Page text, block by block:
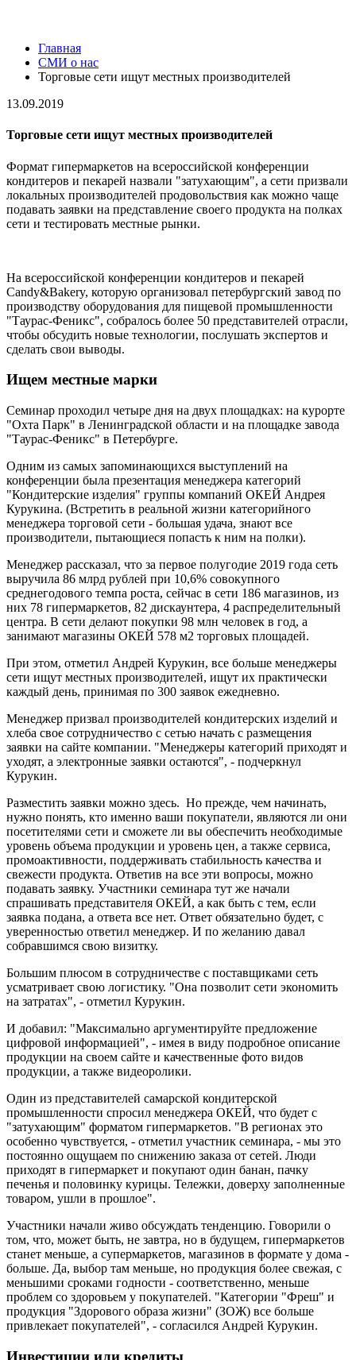
Главная
СМИ о нас
Торговые сети ищут местных производителей
13.09.2019
Торговые сети ищут местных производителей
Формат гипермаркетов на всероссийской конференции
кондитеров и пекарей назвали "затухающим", а сети призвали
локальных производителей продовольствия как можно чаще
подавать заявки на представление своего продукта на полках
сети и тестировать местные рынки.
На всероссийской конференции кондитеров и пекарей
Candy&Bakery, которую организовал петербургский завод по
производству оборудования для пищевой промышленности
"Таурас-Феникс", собралось более 50 представителей отрасли,
чтобы обсудить новые технологии, послушать экспертов и
сделать свои выводы.
Ищем местные марки
Семинар проходил четыре дня на двух площадках: на курорте
"Охта Парк" в Ленинградской области и на площадке завода
"Таурас-Феникс" в Петербурге.
Одним из самых запоминающихся выступлений на
конференции была презентация менеджера категорий
"Кондитерские изделия" группы компаний ОКЕЙ Андрея
Курукина. (Встретить в реальной жизни категорийного
менеджера торговой сети - большая удача, знают все
производители, пытающиеся попасть к ним на полки).
Менеджер рассказал, что за первое полугодие 2019 года сеть
выручила 86 млрд рублей при 10,6% совокупного
среднегодового темпа роста, сейчас в сети 186 магазинов, из
них 78 гипермаркетов, 82 дискаунтера, 4 распределительный
центра. В сети делают покупки 98 млн человек в год, а
занимают магазины ОКЕЙ 578 м2 торговых площадей.
При этом, отметил Андрей Курукин, все больше менеджеры
сети ищут местных производителей, ищут их практически
каждый день, принимая по 300 заявок ежедневно.
Менеджер призвал производителей кондитерских изделий и
хлеба свое сотрудничество с сетью начать с размещения
заявки на сайте компании. "Менеджеры категорий приходят и
уходят, а электронные заявки остаются", - подчеркнул
Курукин.
Разместить заявки можно здесь. Но прежде, чем начинать,
нужно понять, кто именно ваши покупатели, являются ли они
посетителями сети и сможете ли вы обеспечить необходимые
уровень объема продукции и уровень цен, а также сервиса,
промоактивности, поддерживать стабильность качества и
свежести продукта. Ответив на все эти вопросы, можно
подавать заявку. Участники семинара тут же начали
спрашивать представителя ОКЕЙ, а как быть с тем, если
заявка подана, а ответа все нет. Ответ обязательно будет, с
уверенностью ответил менеджер. И по желанию давал
собравшимся свою визитку.
Большим плюсом в сотрудничестве с поставщиками сеть
усматривает свою логистику. "Она позволит сети экономить
на затратах", - отметил Курукин.
И добавил: "Максимально аргументируйте предложение
цифровой информацией", - имея в виду подробное описание
продукции на своем сайте и качественные фото видов
продукции, а также видеоролики.
Один из представителей самарской кондитерской
промышленности спросил менеджера ОКЕЙ, что будет с
"затухающим" форматом гипермаркетов. "В регионах это
особенно чувствуется, - отметил участник семинара, - мы это
постоянно ощущаем по снижению заказа от сетей. Люди
приходят в гипермаркет и покупают один банан, пачку
печенья и половинку курицы. Тележки, доверху заполненные
товаром, ушли в прошлое".
Участники начали живо обсуждать тенденцию. Говорили о
том, что, может быть, не завтра, но в будущем, гипермаркетов
станет меньше, а супермаркетов, магазинов в формате у дома -
больше. Да, выбор там меньше, но продукция более свежая, с
меньшими сроками годности - соответственно, меньше
проблем со здоровьем у покупателей. "Категории "Фреш" и
продукция "Здорового образа жизни" (ЗОЖ) все больше
привлекает покупателей", - согласился Андрей Курукин.
Инвестиции или кредиты